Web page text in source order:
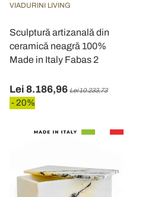
VIADURINI LIVING
Sculptură artizanală din
ceramică neagră 100%
Made in Italy Fabas 2
Lei 8.186,96 Lei 10.233,73
- 20%